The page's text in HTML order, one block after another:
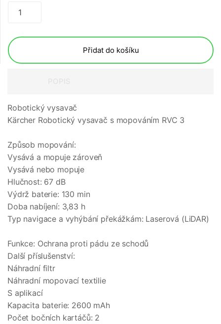
Přidat do košíku
Robotický vysavač
Kärcher Robotický vysavač s mopováním RVC 3
Způsob mopování:
Vysává a mopuje zároveň
Vysává nebo mopuje
Hlučnost: 67 dB
Výdrž baterie: 130 min
Doba nabíjení: 3,83 h
Typ navigace a vyhýbání překážkám: Laserová (LiDAR)
Funkce: Ochrana proti pádu ze schodů
Další příslušenství:
Náhradní filtr
Náhradní mopovací textilie
S aplikací
Kapacita baterie: 2600 mAh
Počet bočních kartáčů: 2